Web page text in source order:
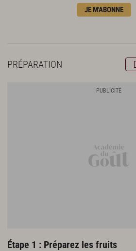
5 cm de gingembre
1 pincée de piment d’espelette
JE M'ABONNE
PRÉPARATION
Étape 1 : Préparez les fruits